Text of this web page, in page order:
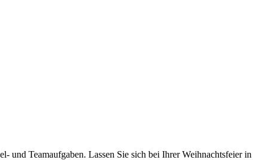
und Teamaufgaben. Lassen Sie sich bei Ihrer Weihnachtsfeier in